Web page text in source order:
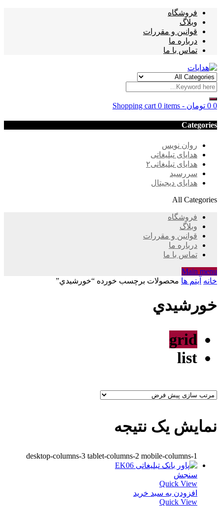
فروشگاه
وبلاگ
قوانین و مقررات
درباره ما
تماس با ما
Shopping cart 0 items - 0 تومان 0
Categories
روان نویس
هدایای تبلیغاتی
هدایای تبلیغاتی۲
سررسید
هدایای دیجیتال
All Categories
فروشگاه
وبلاگ
قوانین و مقررات
درباره ما
تماس با ما
Main menu
خانه آیتم ها محصولات برچسب خورده “خورشيدي”
خورشيدي
grid
list
نمایش یک نتیجه
desktop-columns-3 tablet-columns-2 mobile-columns-1
سنجش
Quick View
افزودن به سبد خرید
Quick View